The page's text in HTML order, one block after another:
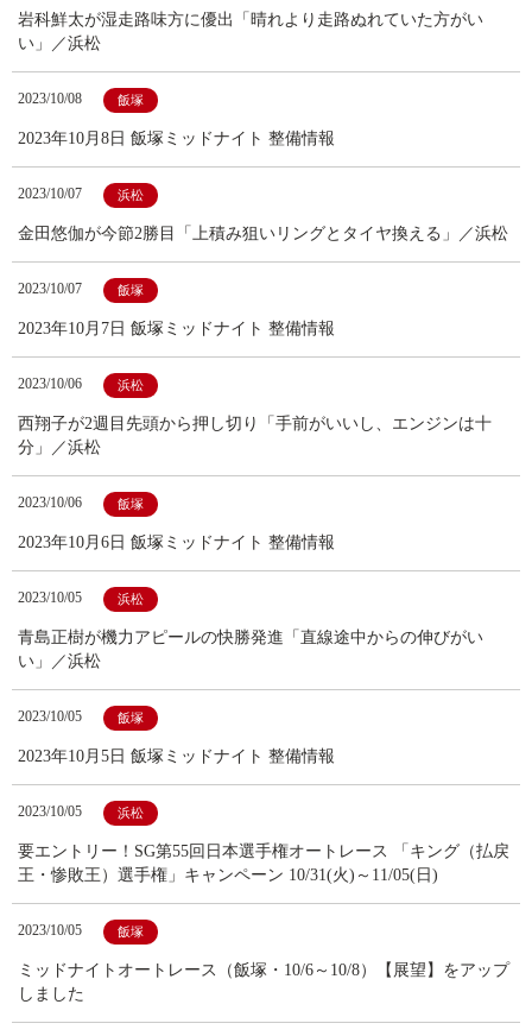
岩科鮮太が湿走路味方に優出「晴れより走路ぬれていた方がい
い」／浜松
2023/10/08 飯塚
2023年10月8日 飯塚ミッドナイト 整備情報
2023/10/07 浜松
金田悠伽が今節2勝目「上積み狙いリングとタイヤ換える」／浜松
2023/10/07 飯塚
2023年10月7日 飯塚ミッドナイト 整備情報
2023/10/06 浜松
西翔子が2週目先頭から押し切り「手前がいいし、エンジンは十
分」／浜松
2023/10/06 飯塚
2023年10月6日 飯塚ミッドナイト 整備情報
2023/10/05 浜松
青島正樹が機力アピールの快勝発進「直線途中からの伸びがい
い」／浜松
2023/10/05 飯塚
2023年10月5日 飯塚ミッドナイト 整備情報
2023/10/05 浜松
要エントリー！SG第55回日本選手権オートレース 「キング（払戻
王・惨敗王）選手権」キャンペーン 10/31(火)～11/05(日)
2023/10/05 飯塚
ミッドナイトオートレース（飯塚・10/6～10/8）【展望】をアップ
しました